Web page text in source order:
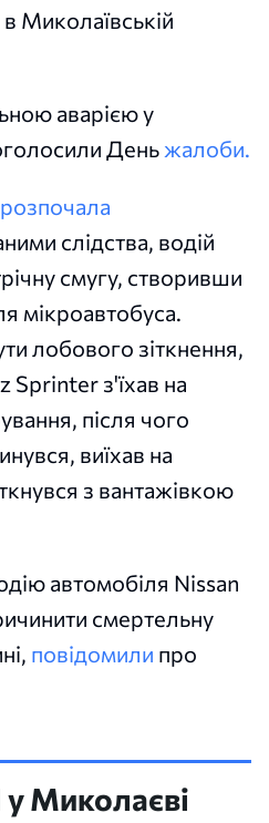
Миколаївській
аварією у
День жалоби.
розпочала
слідства, водій
смугу, створивши
мікроавтобуса.
лобового зіткнення,
Sprinter з'їхав на
після чого
виїхав на
з вантажівкою
автомобіля Nissan
смертельну
повідомили про
Миколаєві